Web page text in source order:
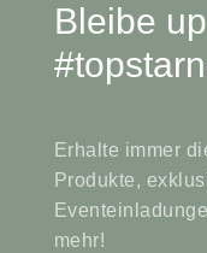
Bleibe
Erhalte immer
Produkte,
mehr!